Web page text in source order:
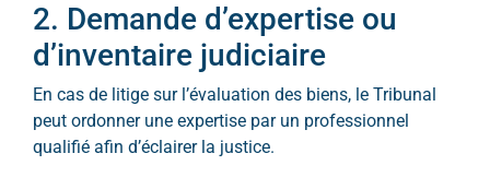
2. Demande d’expertise ou
d’inventaire judiciaire
En cas de litige sur l’évaluation des biens, le Tribunal
peut ordonner une expertise par un professionnel
qualifié afin d’éclairer la justice.